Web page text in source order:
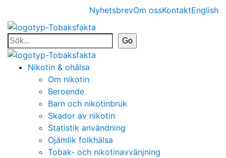
NyhetsbrevOm ossKontaktEnglish
Nikotin & ohälsa
Om nikotin
Beroende
Barn och nikotinbruk
Skador av nikotin
Statistik användning
Ojämlik folkhälsa
Tobak- och nikotinavvänjning